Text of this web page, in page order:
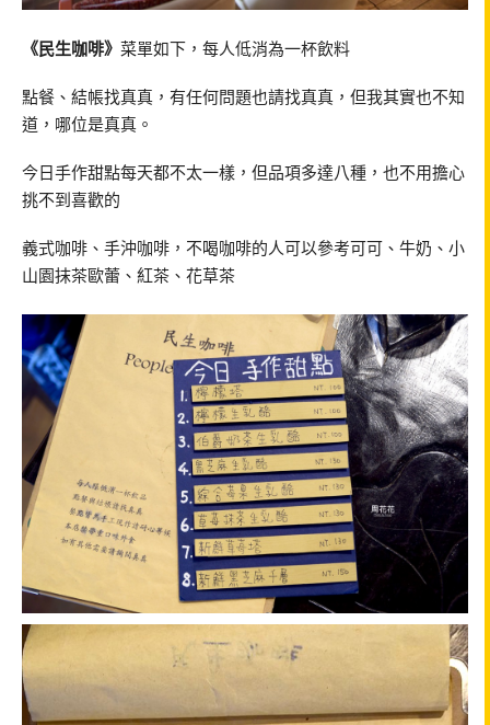
《民生咖啡》 菜單如下，每人低消為一杯飲料
點餐、結帳找真真，有任何問題也請找真真，但我其實也不知
道，哪位是真真。
今日手作甜點每天都不太一樣，但品項多達八種，也不用擔心
挑不到喜歡的
義式咖啡、手沖咖啡，不喝咖啡的人可以參考可可、牛奶、小
山園抹茶歐蕾、紅茶、花草茶